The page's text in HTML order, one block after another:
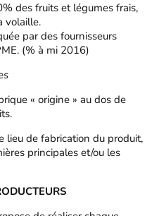
des fruits et légumes frais,
volaille.
par des fournisseurs
(% à mi 2016)
« origine » au dos de
lieu de fabrication du produit,
principales et/ou les